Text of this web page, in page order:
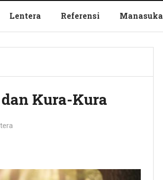
Lentera Referensi Manasuka
Kura-Kura